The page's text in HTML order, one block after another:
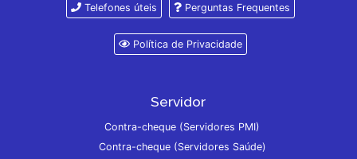
Telefones úteis Perguntas Frequentes
Política de Privacidade
Servidor
Contra-cheque (Servidores PMI)
Contra-cheque (Servidores Saúde)